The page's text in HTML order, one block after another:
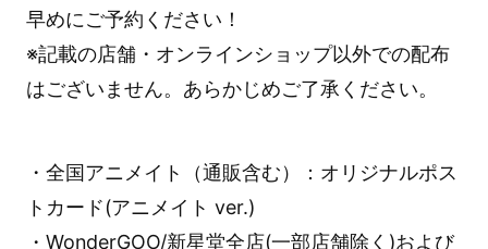
早めにご予約ください！
※記載の店舗・オンラインショップ以外での配布
はございません。あらかじめご了承ください。
・全国アニメイト（通販含む）：オリジナルポス
トカード(アニメイト ver.)
・WonderGOO/新星堂全店(一部店舗除く)および